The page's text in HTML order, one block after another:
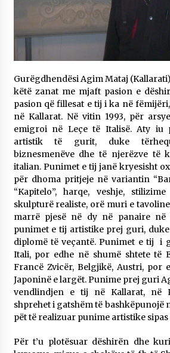
17/10/2025
Gazeta Kallarati nr. 115
Vexhi Buharaja për Heroin e Popullit,
Selami.
04/10/2025
KALLARATI NË AKSIONET KOMBËTARE PËR
RINDËRTIMIN E VENDIT – NGA ÇIZE
22/09/2025
– ËNGJËLL HASIMAJ – “KUJTIMET E MIA PËR
KALLARATIN SI MËSUES I MATEMATIKËS,
EDHE SI NJË BANOR I PËRKOHSHËM I TIJ”
12/09/2025
Gazeta Kallarati nr. 114
06/02/2025
Gurëgdhendësi Agim Mataj
këtë zanat me mjaft pasion e
pasion që fillesat e tij i ka në
në Kallarat. Në vitin 1993, për
emigroi në Leçe të Italisë. Aty iu
artistik të gurit, duke
biznesmenëve dhe të njerëzve të
italian. Punimet e tij janë kryesisht
për dhoma pritjeje në variantin
“Kapitelo”, harqe, veshje,
skulpturë realiste, orë muri e
marrë pjesë në dy në panaire
punimet e tij artistike prej guri,
diplomë të veçantë. Punimet e tij i
Itali, por edhe në shumë shtete të
Francë Zvicër, Belgjikë, Austri, por
Japoninë e largët. Punime prej guri
vendlindjen e tij në Kallarat, në
shprehet i gatshëm të bashkëpunojë
pët të realizuar punime artistike sipas
Për t’u plotësuar dëshirën dhe